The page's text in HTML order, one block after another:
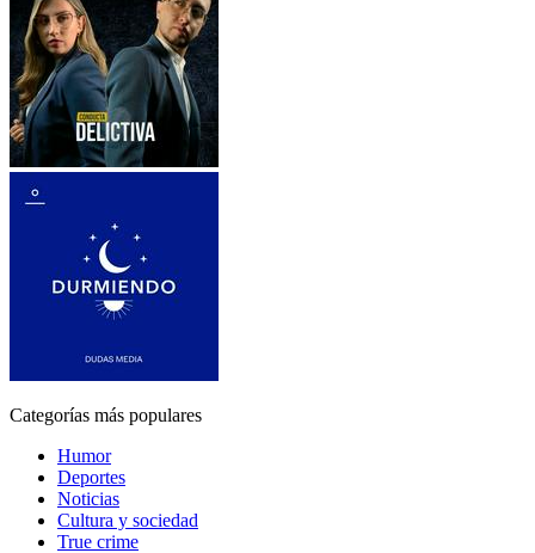
Categorías más populares
Humor
Deportes
Noticias
Cultura y sociedad
True crime